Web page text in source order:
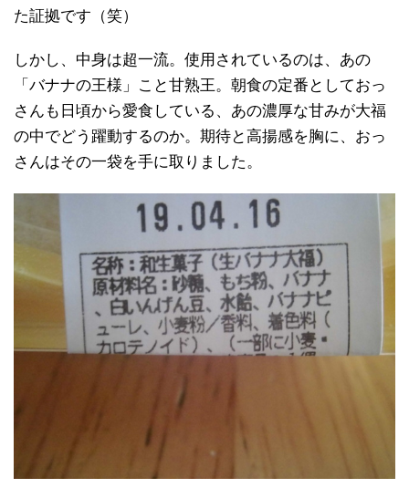
た証拠です（笑）
しかし、中身は超一流。使用されているのは、あの
「バナナの王様」こと甘熟王。朝食の定番としておっ
さんも日頃から愛食している、あの濃厚な甘みが大福
の中でどう躍動するのか。期待と高揚感を胸に、おっ
さんはその一袋を手に取りました。